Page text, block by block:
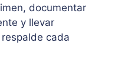
documentar
y llevar
cada